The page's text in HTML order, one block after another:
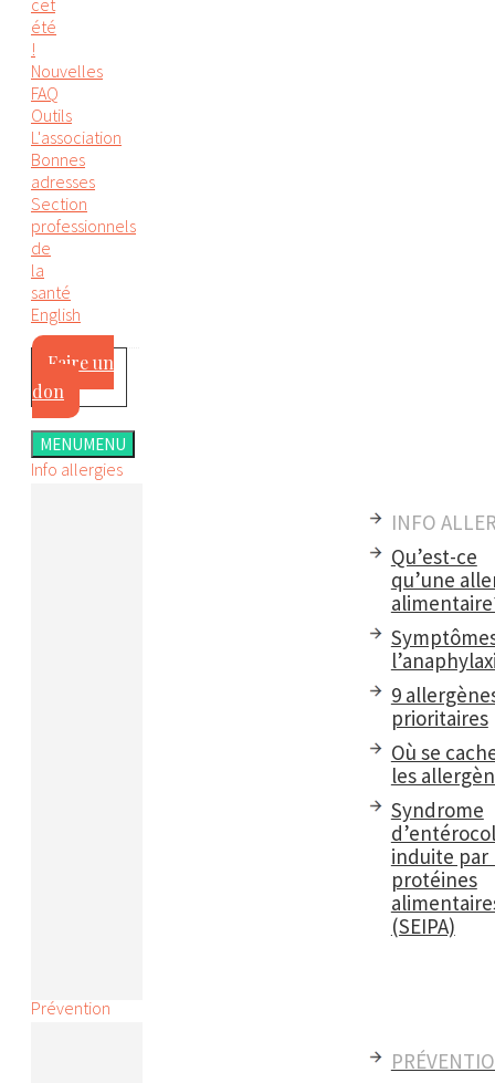
cet
été
!
Nouvelles
FAQ
Outils
L'association
Bonnes
adresses
Section
professionnels
de
la
santé
English
Faire un
don
MENUMENU
Info allergies
INFO
Qu’est-ce
qu’une
9
prioritaires
Où se
les
Syndrome
induite par
protéines
(SEIPA)
Prévention